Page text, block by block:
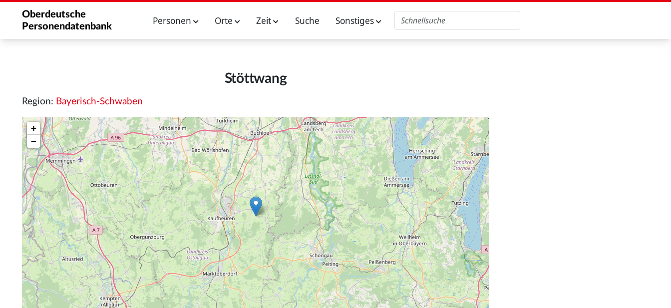
Oberdeutsche
Personendatenbank
Personen Orte Zeit Suche Sonstiges
Stöttwang
Region: Bayerisch-Schwaben
+
−